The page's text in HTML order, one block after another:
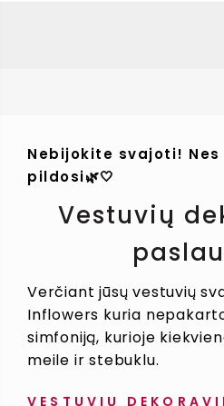
Nebijokite svajoti!
pildosi🌿🤍
Vestuvių
Verčiant jūsų vestuvių
Inflowers kuria
simfoniją, kurioje
meile ir stebuklu.
VESTUVIŲ